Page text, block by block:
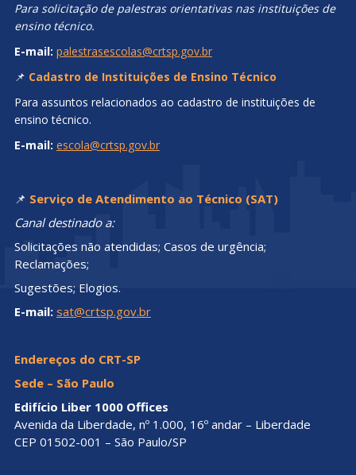
Para solicitação de palestras orientativas nas instituições de
ensino técnico.
E-mail: palestrasescolas@crtsp.gov.br
📌 Cadastro de Instituições de Ensino Técnico
Para assuntos relacionados ao cadastro de instituições de
ensino técnico.
E-mail: escola@crtsp.gov.br
📌 Serviço de Atendimento ao Técnico (SAT)
Canal destinado a:
Solicitações não atendidas; Casos de urgência;
Reclamações;
Sugestões; Elogios.
E-mail: sat@crtsp.gov.br
Endereços do CRT-SP
Sede – São Paulo
Edifício Liber 1000 Offices
Avenida da Liberdade, nº 1.000, 16º andar – Liberdade
CEP 01502-001 – São Paulo/SP